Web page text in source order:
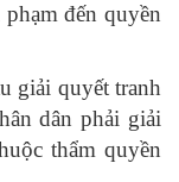
đến quyền
giải quyết tranh
dân phải giải
thẩm quyền